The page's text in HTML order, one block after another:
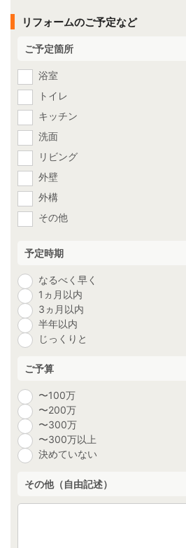
リフォームのご予定など
ご予定箇所
浴室
トイレ
キッチン
洗面
リビング
外壁
外構
その他
予定時期
なるべく早く
1ヵ月以内
3ヵ月以内
半年以内
じっくりと
ご予算
〜100万
〜200万
〜300万
〜300万以上
決めていない
その他（自由記述）